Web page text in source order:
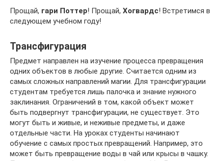
Прощай, гари Поттер! Прощай, Хогвардс! Встретимся в
следующем учебном году!
Трансфигурация
Предмет направлен на изучение процесса превращения
одних объектов в любые другие. Считается одним из
самых сложных направлений магии. Для трансфигурации
студентам требуется лишь палочка и знание нужного
заклинания. Ограничений в том, какой объект может
быть подвергнут трансфигурации, не существует. Это
могут быть и живые, и неживые предметы, и даже
отдельные части. На уроках студенты начинают
обучение с самых простых превращений. Например, это
может быть превращение воды в чай или крысы в чашку.